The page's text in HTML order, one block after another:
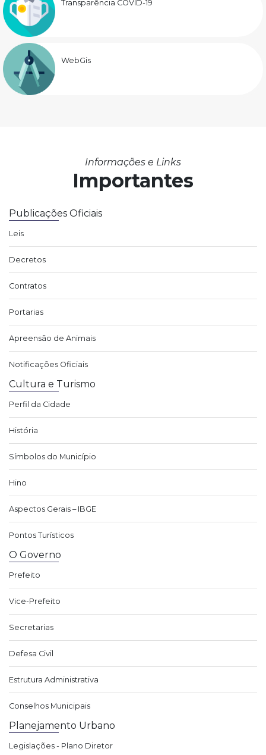
Transparência COVID-19
WebGis
Informações e Links
Importantes
Publicações Oficiais
Leis
Decretos
Contratos
Portarias
Apreensão de Animais
Notificações Oficiais
Cultura e Turismo
Perfil da Cidade
História
Símbolos do Município
Hino
Aspectos Gerais – IBGE
Pontos Turísticos
O Governo
Prefeito
Vice-Prefeito
Secretarias
Defesa Civil
Estrutura Administrativa
Conselhos Municipais
Planejamento Urbano
Legislações - Plano Diretor